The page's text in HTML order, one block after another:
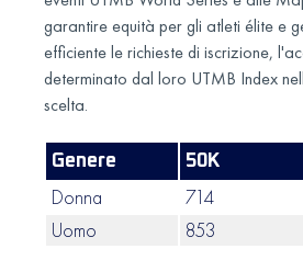
garantire equità per gli atleti élite e
efficiente le richieste di iscrizione,
determinato dal loro UTMB Index
scelta.
Genere 50K
Donna 714
Uomo
853